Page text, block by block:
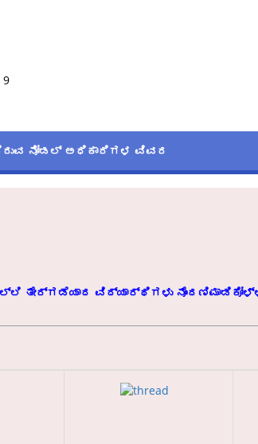
9
ನೋಡಲ್ ಅಧಿಕಾರಿಗಳ ವಿವರ
ತೇರ್ಗಡೆಯಾದ ವಿದ್ಯಾರ್ಥಿಗಳು